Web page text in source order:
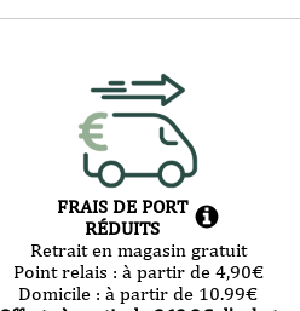
FRAIS DE PORT
RÉDUITS
Retrait en magasin gratuit
Point relais : à partir de 4,90€
Domicile :à partir de 10.99€